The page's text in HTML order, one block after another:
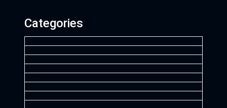
Categories